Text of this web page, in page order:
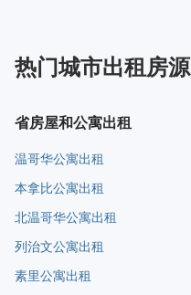
热门城市出租房源
省房屋和公寓出租
温哥华公寓出租
本拿比公寓出租
北温哥华公寓出租
列治文公寓出租
素里公寓出租